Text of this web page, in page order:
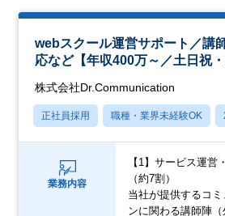
webスクール運営サポート／講
応など【年収400万～／土日祝・
株式会社Dr.Communication
正社員採用 職種・業界未経験OK
業務内容
【1】サービス運営
（約7割）
当社が提供するコ
ンに関わる講師陣（